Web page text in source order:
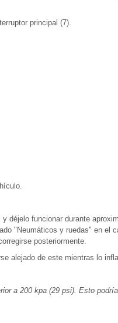
principal (7).
déjelo funcionar durante
"Neumáticos y ruedas" en el
posteriormente.
alejado de este mientras lo infla.
a 200 kpa (29 psi). Esto